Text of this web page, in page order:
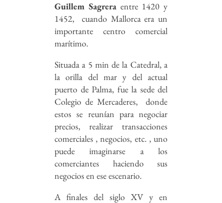
Guillem Sagreraentre 1420 y
1452, cuando Mallorca era un
importante centro comercial
marítimo.
Situada a 5 min de la Catedral, a
la orilla del mar y del actual
puerto de Palma, fue la sede del
Colegio de Mercaderes, donde
estos se reunían para negociar
precios, realizar transacciones
comerciales , negocios, etc. , uno
puede imaginarse a los
comerciantes haciendo sus
negocios en ese escenario.
A finales del siglo XV y en